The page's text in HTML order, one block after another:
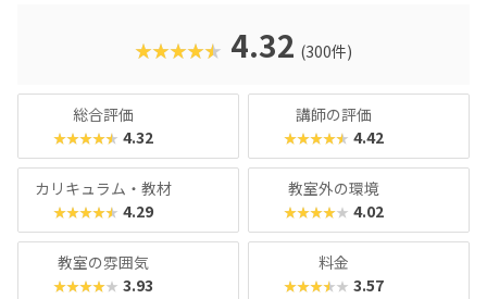
り、コエテコの口コミにも「いろいろな能力がバランスよく
育ちそう」という声が寄せられています。とくに評価が高い
ットやプログラミングの世界に入っていけると評判です。大
好きなブロックをきっかけに、これからの社会で必要とされ
るスキルの芽を育てたいと考える保護者におすすめのスクー
ルといえるでしょう。
★★★★★ 4.32 (300件)
総合評価
★★★★★ 4.32
講師の評価
★★★★★ 4.42
カリキュラム・教材
★★★★★ 4.29
教室外の環境
★★★★★ 4.02
教室の雰囲気
★★★★★ 3.93
料金
★★★★★ 3.57